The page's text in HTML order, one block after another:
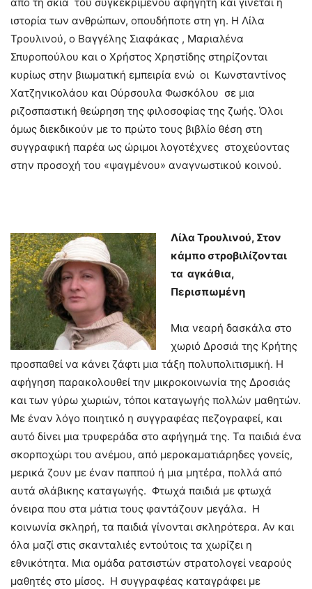
από τη σκιά του συγκεκριμένου αφηγητή και γίνεται η
ιστορία των ανθρώπων, οπουδήποτε στη γη. Η Λίλα
Τρουλινού, ο Βαγγέλης Σιαφάκας , Μαριαλένα
Σπυροπούλου και ο Χρήστος Χρηστίδης στηρίζονται
κυρίως στην βιωματική εμπειρία ενώ οι Κωνσταντίνος
Χατζηνικολάου και Ούρσουλα Φωσκόλου σε μια
ριζοσπαστική θεώρηση της φιλοσοφίας της ζωής. Όλοι
όμως διεκδικούν με το πρώτο τους βιβλίο θέση στη
συγγραφική παρέα ως ώριμοι λογοτέχνες στοχεύοντας
στην προσοχή του «ψαγμένου» αναγνωστικού κοινού.
Λίλα Τρουλινού, Στον
κάμπο στροβιλίζονται
τα αγκάθια,
Περισπωμένη
Μια νεαρή δασκάλα στο
χωριό Δροσιά της Κρήτης
προσπαθεί να κάνει ζάφτι μια τάξη πολυπολιτισμική. Η
αφήγηση παρακολουθεί την μικροκοινωνία της Δροσιάς
και των γύρω χωριών, τόποι καταγωγής πολλών μαθητών.
Με έναν λόγο ποιητικό η συγγραφέας πεζογραφεί, και
αυτό δίνει μια τρυφεράδα στο αφήγημά της. Τα παιδιά ένα
σκορποχώρι του ανέμου, από μεροκαματιάρηδες γονείς,
μερικά ζουν με έναν παππού ή μια μητέρα, πολλά από
αυτά σλάβικης καταγωγής. Φτωχά παιδιά με φτωχά
όνειρα που στα μάτια τους φαντάζουν μεγάλα. Η
κοινωνία σκληρή, τα παιδιά γίνονται σκληρότερα. Αν και
όλα μαζί στις σκανταλιές εντούτοις τα χωρίζει η
εθνικότητα. Μια ομάδα ρατσιστών στρατολογεί νεαρούς
μαθητές στο μίσος. Η συγγραφέας καταγράφει με